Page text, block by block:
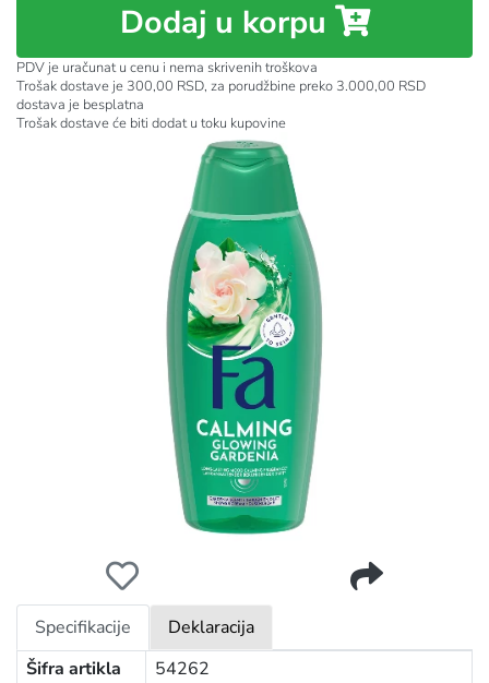
Dodaj u korpu
PDV je uračunat u cenu i nema skrivenih troškova
Trošak dostave je 300,00 RSD, za porudžbine preko 3.000,00 RSD
dostava je besplatna
Trošak dostave će biti dodat u toku kupovine
Specifikacije
Deklaracija
Šifra artikla
54262